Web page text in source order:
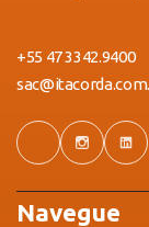
+55 47 3342.9400
Navegue